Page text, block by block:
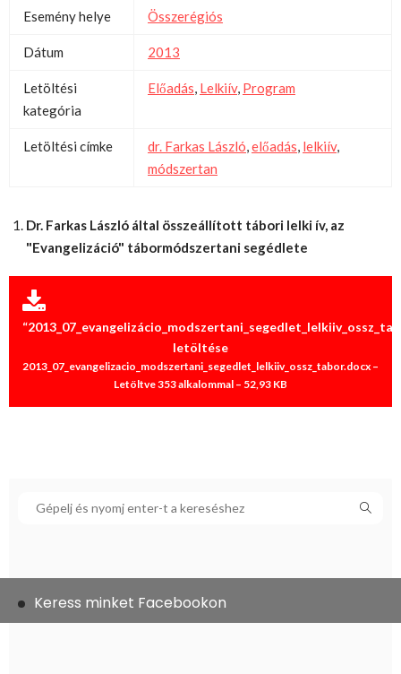
Esemény helye Összerégiós
Dátum 2013
Letöltési
kategória
Előadás, Lelkiív, Program
Letöltési címke dr. Farkas László,előadás, lelkiív,
módszertan
Dr. Farkas László által összeállított tábori lelki ív, az
"Evangelizáció" tábormódszertani segédlete
letöltése
2013_07_evangelizacio_modszertani_segedlet_lelkiiv_ossz_tabor.docx –
Letöltve 353 alkalommal – 52,93 KB
Keress minket Facebookon